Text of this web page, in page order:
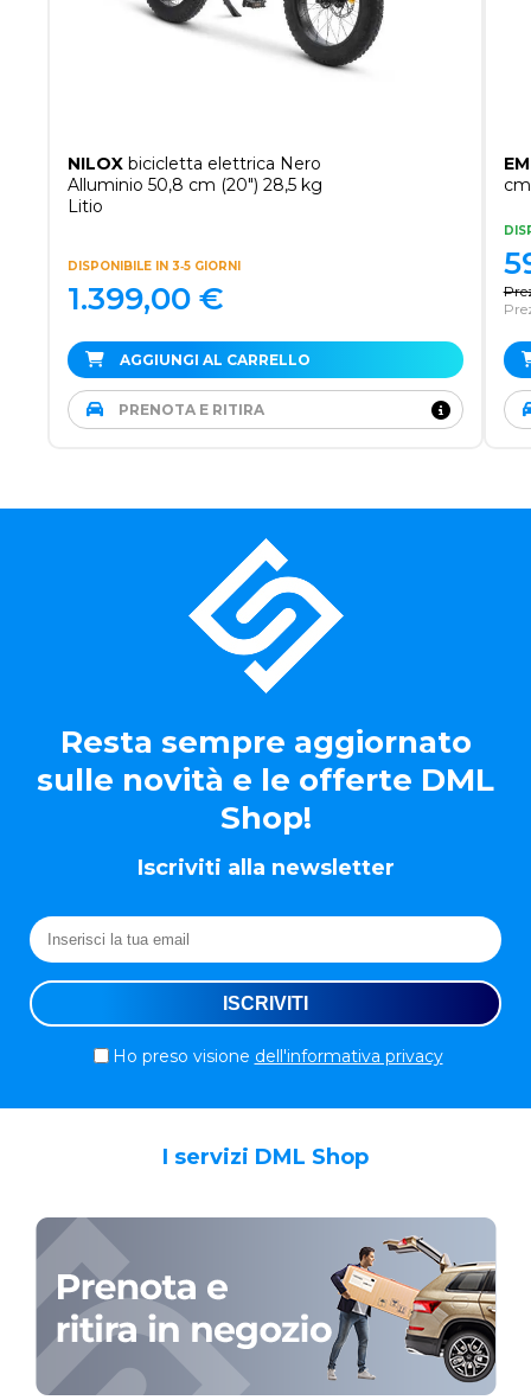
NILOX bicicletta elettrica Nero
Alluminio 50,8 cm (20") 28,5 kg
Litio
DISPONIBILE IN 3‑5 GIORNI
1.399,00 €
AGGIUNGI AL CARRELLO
PRENOTA E RITIRA
Resta sempre aggiornato
sulle novità e le offerte DML
Shop!
Iscriviti alla newsletter
Ho preso visione dell'informativa privacy
I servizi DML Shop